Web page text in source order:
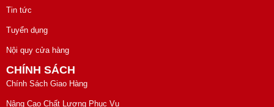
Tin tức
Tuyển dụng
Nội quy cửa hàng
CHÍNH SÁCH
Chính Sách Giao Hàng
Nâng Cao Chất Lượng Phục Vụ